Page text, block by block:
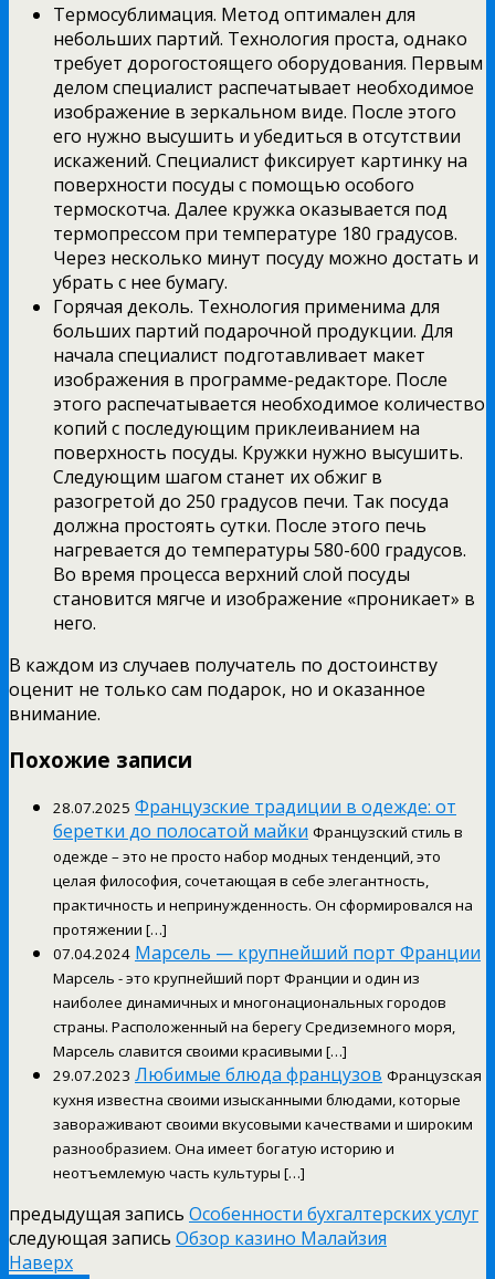
Термосублимация. Метод оптимален для
небольших партий. Технология проста, однако
требует дорогостоящего оборудования. Первым
делом специалист распечатывает необходимое
изображение в зеркальном виде. После этого
его нужно высушить и убедиться в отсутствии
искажений. Специалист фиксирует картинку на
поверхности посуды с помощью особого
термоскотча. Далее кружка оказывается под
термопрессом при температуре 180 градусов.
Через несколько минут посуду можно достать и
убрать с нее бумагу.
Горячая деколь. Технология применима для
больших партий подарочной продукции. Для
начала специалист подготавливает макет
изображения в программе-редакторе. После
этого распечатывается необходимое количество
копий с последующим приклеиванием на
поверхность посуды. Кружки нужно высушить.
Следующим шагом станет их обжиг в
разогретой до 250 градусов печи. Так посуда
должна простоять сутки. После этого печь
нагревается до температуры 580-600 градусов.
Во время процесса верхний слой посуды
становится мягче и изображение «проникает» в
него.
В каждом из случаев получатель по достоинству
оценит не только сам подарок, но и оказанное
внимание.
Похожие записи
28.07.2025 Французские традиции в одежде: от
беретки до полосатой майки Французский стиль в
одежде – это не просто набор модных тенденций, это
целая философия, сочетающая в себе элегантность,
практичность и непринужденность. Он сформировался на
протяжении […]
07.04.2024 Марсель — крупнейший порт Франции
Марсель - это крупнейший порт Франции и один из
наиболее динамичных и многонациональных городов
страны. Расположенный на берегу Средиземного моря,
Марсель славится своими красивыми […]
29.07.2023 Любимые блюда французов Французская
кухня известна своими изысканными блюдами, которые
завораживают своими вкусовыми качествами и широким
разнообразием. Она имеет богатую историю и
неотъемлемую часть культуры […]
предыдущая запись Особенности бухгалтерских услуг
следующая запись Обзор казино Малайзия
Наверх